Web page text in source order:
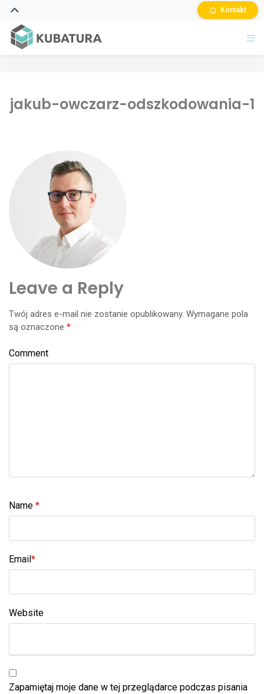
Kontakt
jakub-owczarz-odszkodowania-1
Leave a Reply
Twój adres e-mail nie zostanie opublikowany. Wymagane pola
są oznaczone *
Comment
Name *
Email *
Website
Zapamiętaj moje dane w tej przeglądarce podczas pisania